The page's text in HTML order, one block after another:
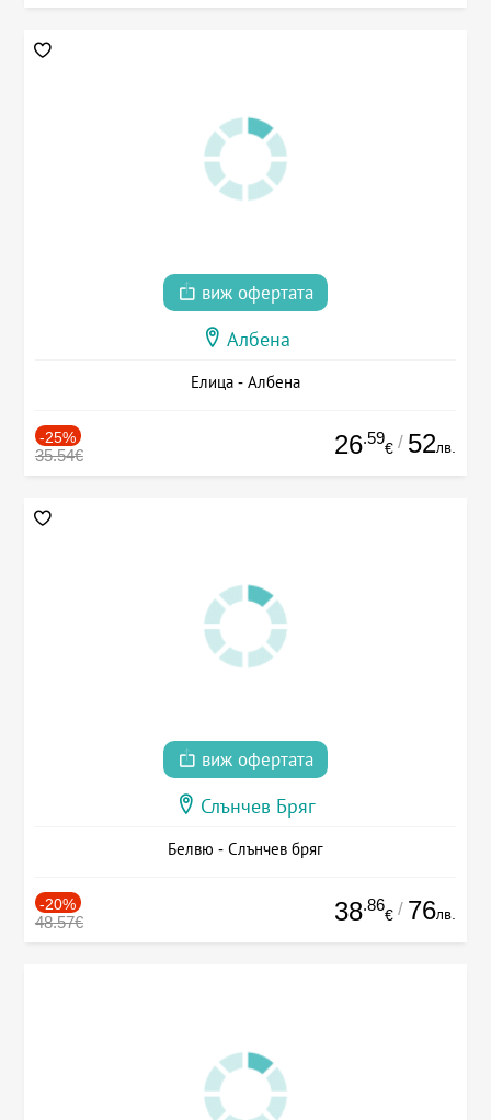
виж офертата
Албена
Елица - Албена
-25%
35.54€ 26.59
€ / 52лв.
виж офертата
Слънчев Бряг
Белвю - Слънчев бряг
-20%
48.57€ 38.86
€ / 76лв.